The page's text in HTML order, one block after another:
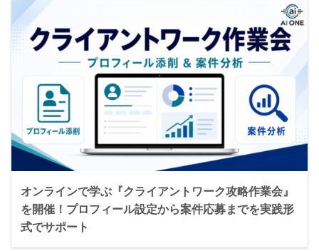
オンラインで学ぶ『クライアントワーク攻略作業会』
を開催！プロフィール設定から案件応募までを実践形
式でサポート